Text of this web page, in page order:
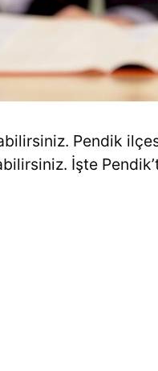
Pendik
İşte